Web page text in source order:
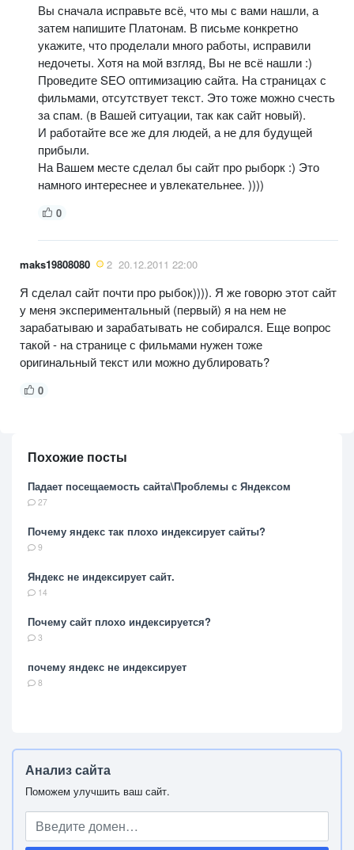
Вы сначала исправьте всё, что мы с вами нашли, а
затем напишите Платонам. В письме конкретно
укажите, что проделали много работы, исправили
недочеты. Хотя на мой взгляд, Вы не всё нашли :)
Проведите SEO оптимизацию сайта. На страницах с
фильмами, отсутствует текст. Это тоже можно счесть
за спам. (в Вашей ситуации, так как сайт новый).
И работайте все же для людей, а не для будущей
прибыли.
На Вашем месте сделал бы сайт про рыборк :) Это
намного интереснее и увлекательнее. ))))
0
maks19808080 2 20.12.2011 22:00
Я сделал сайт почти про рыбок)))). Я же говорю этот сайт
у меня экспериментальный (первый) я на нем не
зарабатываю и зарабатывать не собирался. Еще вопрос
такой - на странице с фильмами нужен тоже
оригинальный текст или можно дублировать?
0
Похожие посты
Падает посещаемость сайта\Проблемы с Яндексом
27
Почему яндекс так плохо индексирует сайты?
9
Яндекс не индексирует сайт.
14
Почему сайт плохо индексируется?
3
почему яндекс не индексирует
8
Анализ сайта
Поможем улучшить ваш сайт.